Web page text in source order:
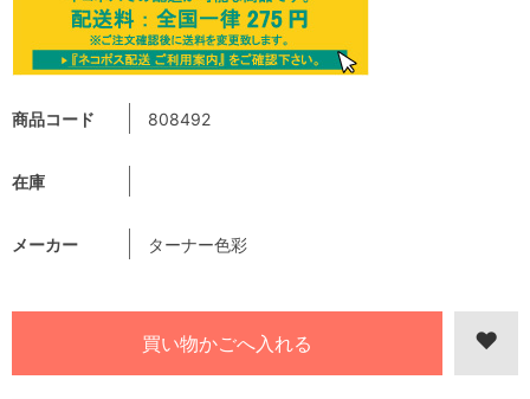
商品コード 808492
在庫
メーカー ターナー色彩